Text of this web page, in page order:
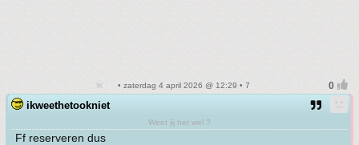
• zaterdag 4 april 2026 @ 12:29 • 7
ikweethetookniet
Weet jij het wel ?
Ff reserveren dus